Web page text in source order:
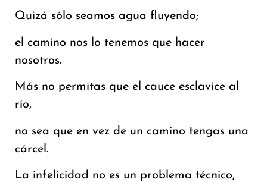
Quizá sólo seamos agua fluyendo;
el camino nos lo tenemos que hacer
nosotros.
Más no permitas que el cauce esclavice al
río,
no sea que en vez de un camino tengas una
cárcel.
La infelicidad no es un problema técnico,